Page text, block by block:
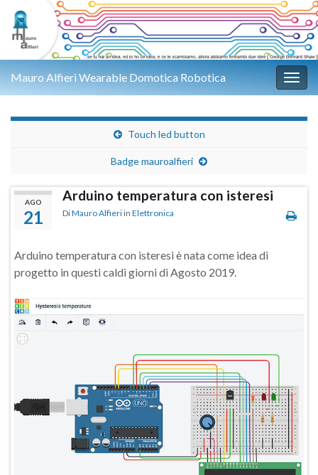
Mauro Alfieri Wearable Domotica Robotica
Touch led button
Badge mauroalfieri
AGO
21
Arduino temperatura con isteresi
DiMauro Alfieri in Elettronica
Arduino temperatura con isteresi è nata come idea di
progetto in questi caldi giorni di Agosto 2019.